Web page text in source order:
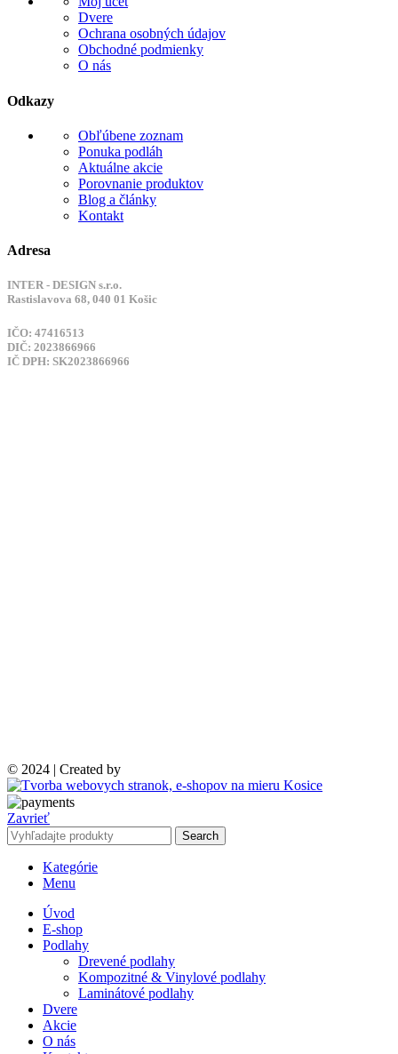
Dvere
Ochrana osobných údajov
Obchodné podmienky
O nás
Odkazy
Obľúbene zoznam
Ponuka podláh
Aktuálne akcie
Porovnanie produktov
Blog a články
Kontakt
Adresa
INTER - DESIGN s.r.o.
Rastislavova 68, 040 01 Košic
IČO: 47416513
DIČ: 2023866966
IČ DPH: SK2023866966
© 2024 | Created by
Zavrieť
Search
Kategórie
Menu
Úvod
E-shop
Podlahy
Drevené podlahy
Kompozitné & Vinylové podlahy
Laminátové podlahy
Dvere
Akcie
O nás